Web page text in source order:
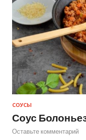
СОУСЫ
Соус
Оставьте комментарий